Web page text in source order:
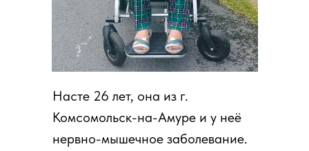
Насте 26 лет, она из г.
Комсомольск-на-Амуре и у неё
нервно-мышечное заболевание.